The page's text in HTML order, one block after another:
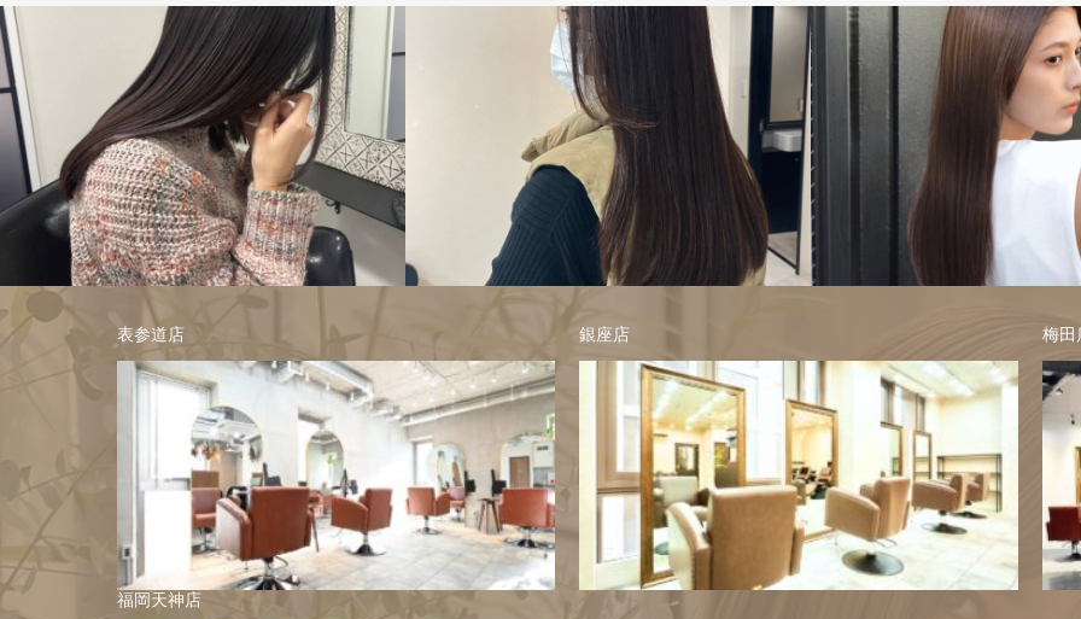
ヘアスタイル 縮毛矯正 髪質改善 ヘアスタイル 縮毛矯正 ヘアスタイル 縮毛矯正 髪
表参道店 銀座店 梅田
福岡天神店